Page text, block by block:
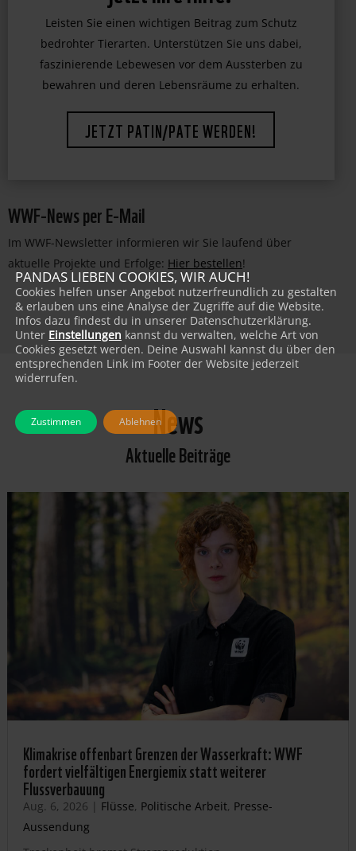
jetzt Ihre Hilfe!
Leisten Sie einen wichtigen Beitrag zum Schutz
bedrohter Tierarten. Unterstützen Sie uns dabei,
faszinierende Lebewesen vor dem Aussterben zu
bewahren und deren Lebensräume zu erhalten.
JETZT PATIN/PATE WERDEN!
WWF-News per E-Mail
Im WWF-Newsletter informieren wir Sie laufend über
aktuelle Projekte und Erfolge: Hier bestellen!
News
Aktuelle Beiträge
Klimakrise offenbart Grenzen der Wasserkraft: WWF
fordert vielfältigen Energiemix statt weiterer
Flussverbauung
Aug. 6, 2026 | Flüsse, Politische Arbeit, Presse-
Aussendung
PANDAS LIEBEN COOKIES, WIR AUCH!
Cookies helfen unser Angebot nutzerfreundlich zu gestalten
& erlauben uns eine Analyse der Zugriffe auf die Website.
Infos dazu findest du in unserer Datenschutzerklärung.
Unter Einstellungen kannst du verwalten, welche Art von
Cookies gesetzt werden. Deine Auswahl kannst du über den
entsprechenden Link im Footer der Website jederzeit
widerrufen.
Zustimmen Ablehnen